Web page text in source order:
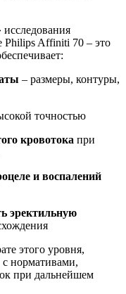
Philips Affiniti 70 – это
– размеры, контуры,
точностью
кровотока при
и воспалений
эректильную
этого уровня,
с нормативами,
при дальнейшем